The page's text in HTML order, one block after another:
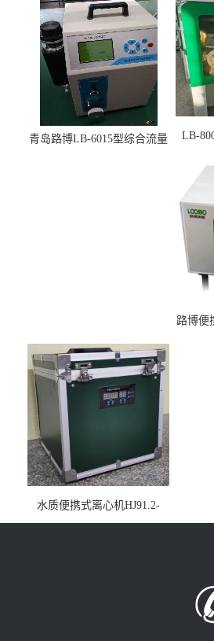
青岛路博LB-6015型综合流量
LB-
路博便
水质便携式离心机HJ91.2-
2022地表水总磷监测内置有